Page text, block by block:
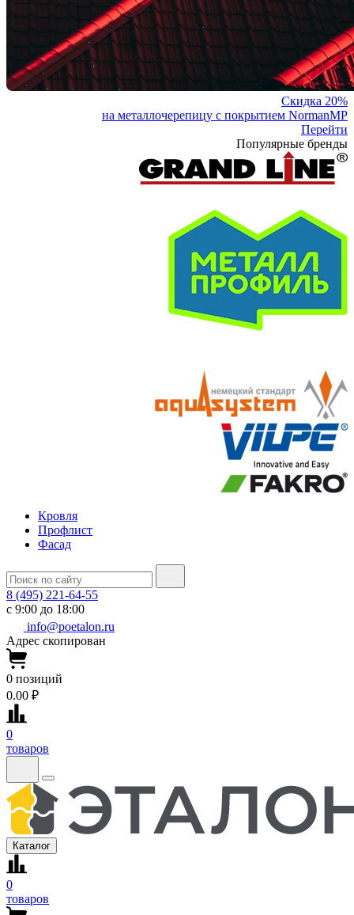
Скидка 20%
на металлочерепицу с покрытием NormanMP
Перейти
Популярные бренды
Кровля
Профлист
Фасад
8 (495) 221-64-55
с 9:00 до 18:00
info@poetalon.ru
Адрес скопирован
0 позиций
0.00 ₽
0
товаров
Каталог
0
товаров